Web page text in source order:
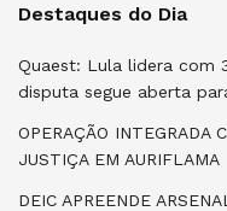
Destaques do Dia
Quaest: Lula lidera com
disputa segue aberta
OPERAÇÃO INTEGRADA
JUSTIÇA EM AURIFLAMA
DEIC APREENDE